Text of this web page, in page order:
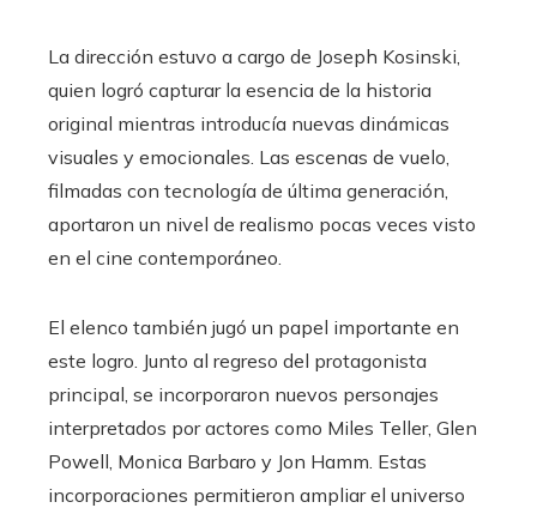
La dirección estuvo a cargo de Joseph Kosinski,
quien logró capturar la esencia de la historia
original mientras introducía nuevas dinámicas
visuales y emocionales. Las escenas de vuelo,
filmadas con tecnología de última generación,
aportaron un nivel de realismo pocas veces visto
en el cine contemporáneo.
El elenco también jugó un papel importante en
este logro. Junto al regreso del protagonista
principal, se incorporaron nuevos personajes
interpretados por actores como Miles Teller, Glen
Powell, Monica Barbaro y Jon Hamm. Estas
incorporaciones permitieron ampliar el universo